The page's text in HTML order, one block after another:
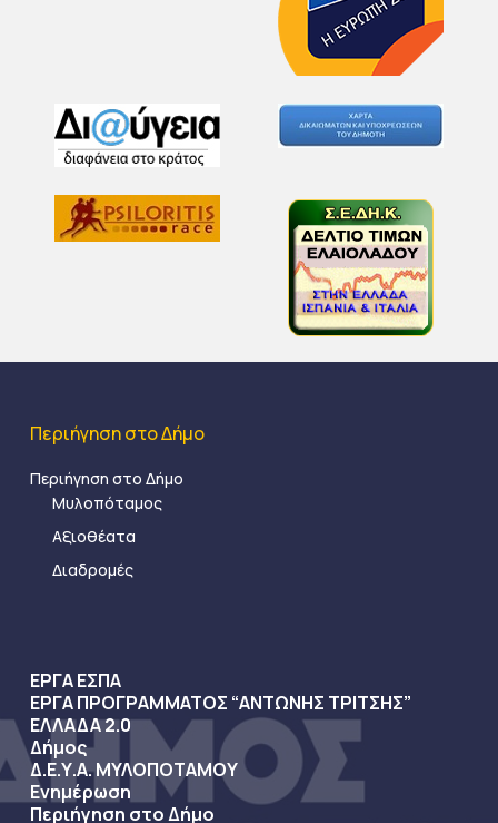
Περιήγηση στο Δήμο
Περιήγηση στο Δήμο
Μυλοπόταμος
Αξιοθέατα
Διαδρομές
ΕΡΓΑ ΕΣΠΑ
ΕΡΓΑ ΠΡΟΓΡΑΜΜΑΤΟΣ “ΑΝΤΩΝΗΣ ΤΡΙΤΣΗΣ”
ΕΛΛΑΔΑ 2.0
Δήμος
Δ.Ε.Υ.Α. ΜΥΛΟΠΟΤΑΜΟΥ
Ενημέρωση
Περιήγηση στο Δήμο